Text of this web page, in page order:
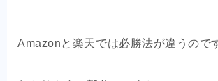
Amazonと楽天では必勝法が違うので